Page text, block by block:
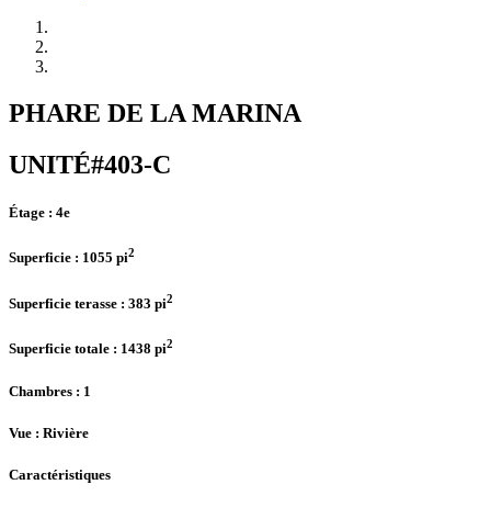
PHARE DE LA MARINA
UNITÉ#403-C
Étage : 4e
Superficie : 1055 pi2
Superficie terasse : 383 pi2
Superficie totale : 1438 pi2
Chambres : 1
Vue : Rivière
Caractéristiques